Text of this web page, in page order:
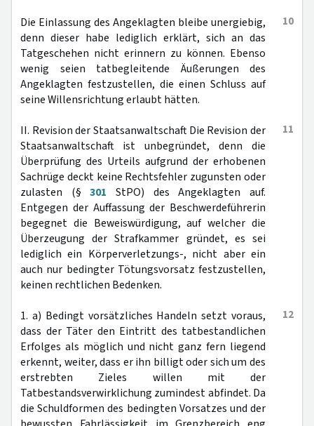
10
Die Einlassung des Angeklagten bleibe unergiebig,
denn dieser habe lediglich erklärt, sich an das
Tatgeschehen nicht erinnern zu können. Ebenso
wenig seien tatbegleitende Äußerungen des
Angeklagten festzustellen, die einen Schluss auf
seine Willensrichtung erlaubt hätten.
11
II. Revision der Staatsanwaltschaft Die Revision der
Staatsanwaltschaft ist unbegründet, denn die
Überprüfung des Urteils aufgrund der erhobenen
Sachrüge deckt keine Rechtsfehler zugunsten oder
zulasten (§301 StPO) des Angeklagten auf.
Entgegen der Auffassung der Beschwerdeführerin
begegnet die Beweiswürdigung, auf welcher die
Überzeugung der Strafkammer gründet, es sei
lediglich ein Körperverletzungs-, nicht aber ein
auch nur bedingter Tötungsvorsatz festzustellen,
keinen rechtlichen Bedenken.
12
1. a) Bedingt vorsätzliches Handeln setzt voraus,
dass der Täter den Eintritt des tatbestandlichen
Erfolges als möglich und nicht ganz fern liegend
erkennt, weiter, dass er ihn billigt oder sich um des
erstrebten Zieles willen mit der
Tatbestandsverwirklichung zumindest abfindet. Da
die Schuldformen des bedingten Vorsatzes und der